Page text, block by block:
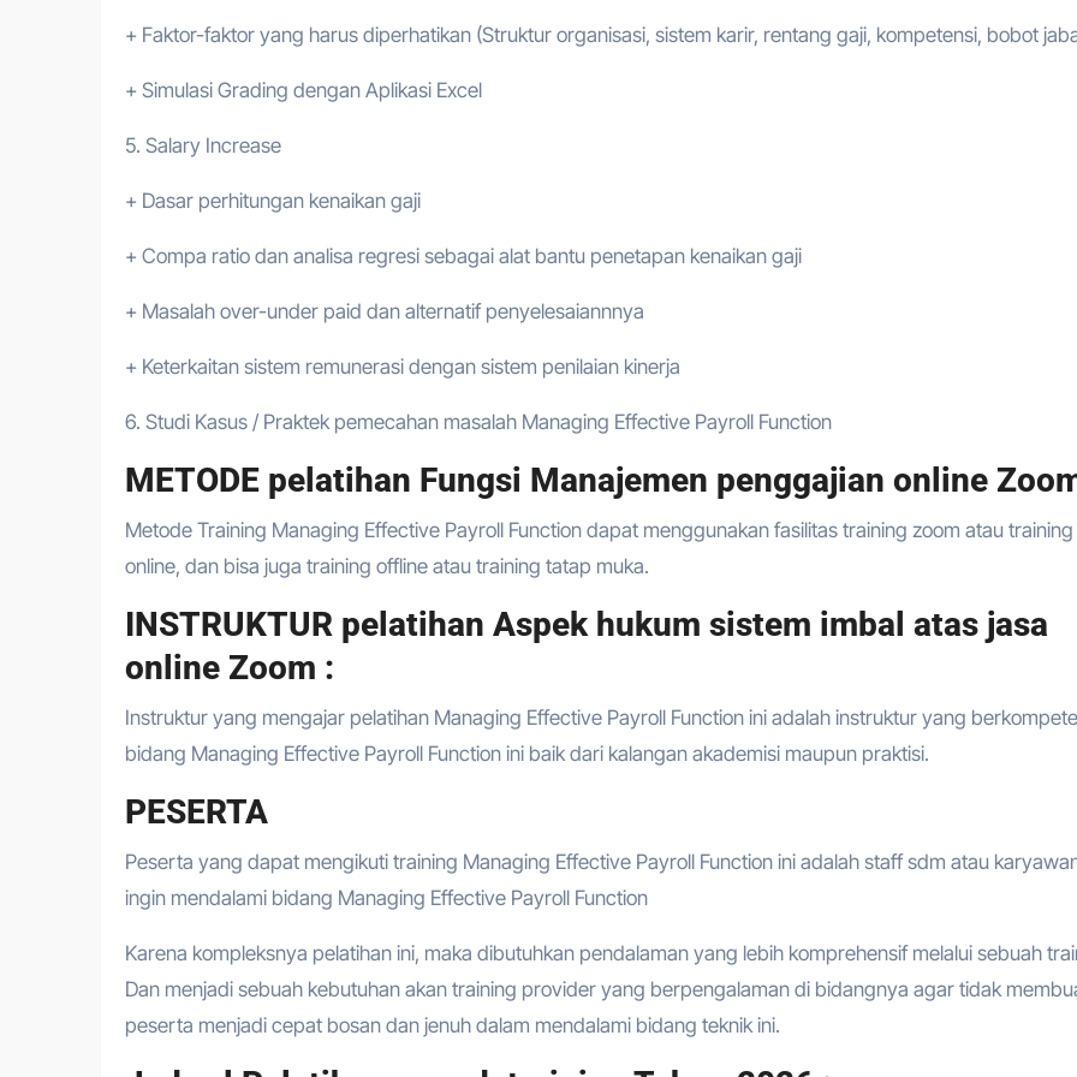
+ Faktor-faktor yang harus diperhatikan (Struktur organisasi, sistem karir, rentang gaji, kompetensi, bobot
+ Simulasi Grading dengan Aplikasi Excel
5. Salary Increase
+ Dasar perhitungan kenaikan gaji
+ Compa ratio dan analisa regresi sebagai alat bantu penetapan kenaikan gaji
+ Masalah over-under paid dan alternatif penyelesaiannnya
+ Keterkaitan sistem remunerasi dengan sistem penilaian kinerja
6. Studi Kasus / Praktek pemecahan masalah Managing Effective Payroll Function
METODE pelatihan Fungsi Manajemen penggajian online
Metode Training Managing Effective Payroll Function dapat menggunakan fasilitas training zoom atau training
online, dan bisa juga training offline atau training tatap muka.
INSTRUKTUR pelatihan Aspek hukum sistem imbal atas jasa
online Zoom :
Instruktur yang mengajar pelatihan Managing Effective Payroll Function ini adalah instruktur yang
bidang Managing Effective Payroll Function ini baik dari kalangan akademisi maupun praktisi.
PESERTA
Peserta yang dapat mengikuti training Managing Effective Payroll Function ini adalah staff sdm atau
ingin mendalami bidang Managing Effective Payroll Function
Karena kompleksnya pelatihan ini, maka dibutuhkan pendalaman yang lebih komprehensif melalui sebuah
Dan menjadi sebuah kebutuhan akan training provider yang berpengalaman di bidangnya agar tidak
peserta menjadi cepat bosan dan jenuh dalam mendalami bidang teknik ini.